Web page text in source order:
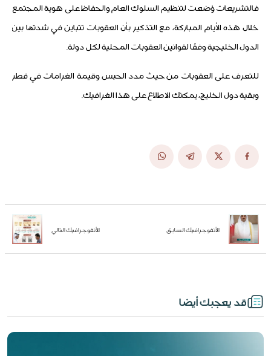
فالتشريعات وُضعت لتنظيم السلوك العام والحفاظ على هوية المجتمع
خلال هذه الأيام المباركة، مع التذكير بأن العقوبات تتباين في شدتها بين
الدول الخليجية وفقًا لقوانين العقوبات المحلية لكل دولة.
للتعرف على العقوبات من حيث مدد الحبس وقيمة الغرامات في قطر
وبقية دول الخليج، يمكنك الاطلاع على هذا الغرافيك.
الأنفوجرافيك السابق الأنفوجرافيك التالي
قد يعجبك أيضا